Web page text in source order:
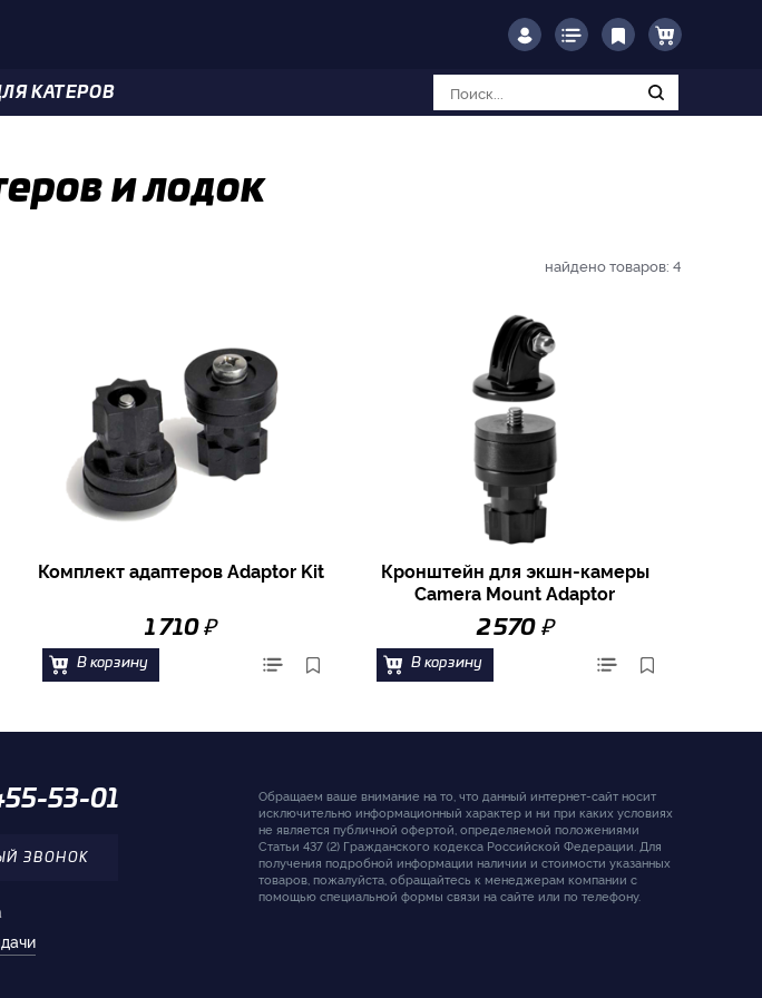
КАТЕРОВ
и лодок
найдено товаров: 4
Комплект адаптеров Adaptor Kit
1 710 ₽
В корзину
Кронштейн для экшн-камеры
Camera Mount Adaptor
2 570 ₽
В корзину
53-01
ЗВОНОК
Обращаем ваше внимание на то, что данный интернет-сайт носит
исключительно информационный характер и ни при каких условиях
не является публичной офертой, определяемой положениями
Статьи 437 (2) Гражданского кодекса Российской Федерации. Для
получения подробной информации наличии и стоимости указанных
товаров, пожалуйста, обращайтесь к менеджерам компании с
помощью специальной формы связи на сайте или по телефону.